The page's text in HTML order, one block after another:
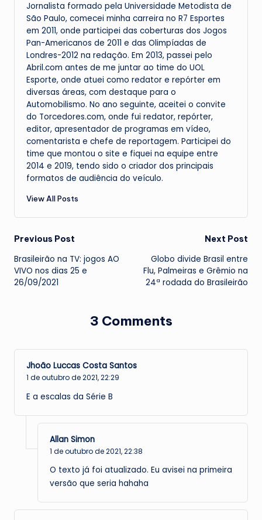
Jornalista formado pela Universidade Metodista de
São Paulo, comecei minha carreira no R7 Esportes
em 2011, onde participei das coberturas dos Jogos
Pan-Americanos de 2011 e das Olimpíadas de
Londres-2012 na redação. Em 2013, passei pelo
Abril.com antes de me juntar ao time do UOL
Esporte, onde atuei como redator e repórter em
diversas áreas, com destaque para o
Automobilismo. No ano seguinte, aceitei o convite
do Torcedores.com, onde fui redator, repórter,
editor, apresentador de programas em vídeo,
comentarista e chefe de reportagem. Participei do
time que montou o site e fiquei na equipe entre
2014 e 2019, tendo sido o criador dos principais
formatos de audiência do veículo.
View All Posts
Post
navigation
Previous Post
Brasileirão na TV: jogos AO
VIVO nos dias 25 e
26/09/2021
Next Post
Globo divide Brasil entre
Flu, Palmeiras e Grêmio na
24ª rodada do Brasileirão
3 Comments
Jhoão Luccas Costa Santos
1 de outubro de 2021,22:29
E a escalas da Série B
Allan Simon
1 de outubro de 2021,22:38
O texto já foi atualizado. Eu avisei na primeira
versão que seria hahaha